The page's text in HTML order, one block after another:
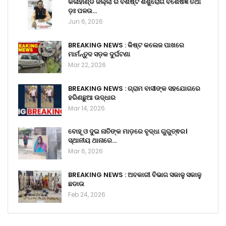
କଳାହାଣ୍ଡି ଜିଲ୍ଲା ର ବିଶିଷ୍ଟ ଶିଶୁରୋଗ ବିଶେଷଜ୍ଞ ତଥା
ଡ଼ଃ ପଳଉ…
Jun 6, 2026
BREAKING NEWS : କିଷ୍ଟ କଲେଜ ପାଖରେ
ମାର୍ମନ୍ତୁଦ ସଡ଼କ ଦୁର୍ଘଟଣା
Mar 22, 2026
BREAKING NEWS : ଗ୍ରାମ ବାସୀଙ୍କ ସହଯୋଗରେ
ହରିଣଛୁଆ ଉଦ୍ଧାର
Mar 14, 2026
ବୋହୂ ଓ ଦୁଇ ନାତିଙ୍କ ମାଡ଼ରେ ବୃଦ୍ଧା ଗୁରୁତ୍ଵର।
ସ୍ଥାନୀୟ ଥାନାରେ…
Mar 6, 2026
BREAKING NEWS : ଅବକାରୀ ବିଭାଗ ସକାଳୁ ସକାଳୁ
ଛଡାଉ
Feb 24, 2026